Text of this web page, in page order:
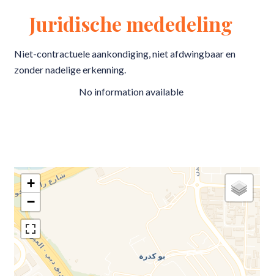
Juridische mededeling
Niet-contractuele aankondiging, niet afdwingbaar en
zonder nadelige erkenning.
No information available
+
−